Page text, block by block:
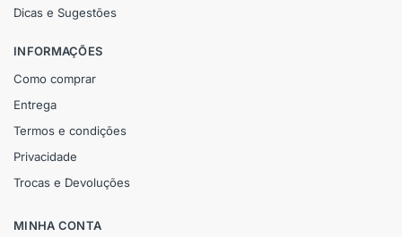
Dicas e Sugestões
INFORMAÇÕES
Como comprar
Entrega
Termos e condições
Privacidade
Trocas e Devoluções
MINHA CONTA